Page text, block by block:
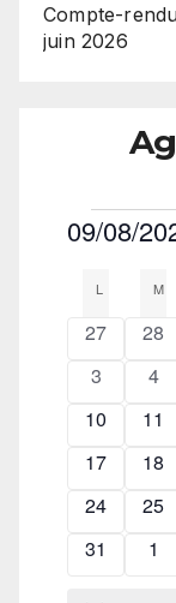
Compte-
juin 2026